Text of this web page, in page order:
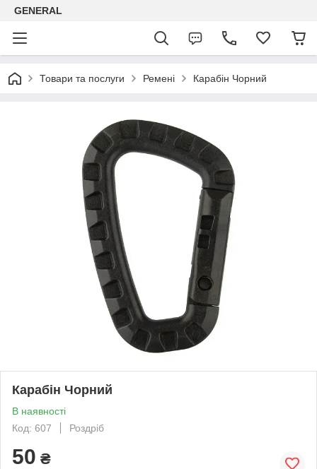
GENERAL
Товари та послуги Ремені Карабін Чорний
Карабін Чорний
В наявності
Код: 607
Роздріб
50 ₴